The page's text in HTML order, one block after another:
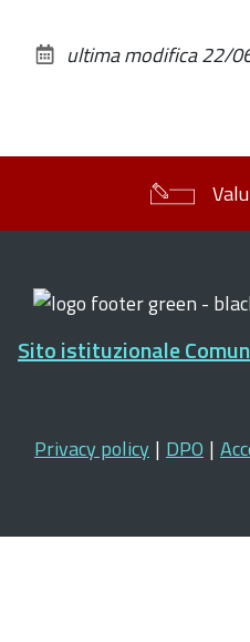
documento
ultima modifica22/
Sito istituzionale
Privacy policy | DPO |